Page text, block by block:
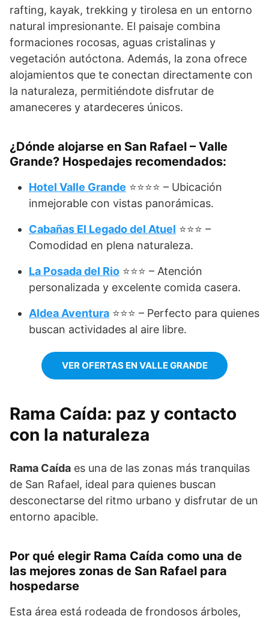
rafting, kayak, trekking y tirolesa en un entorno
natural impresionante. El paisaje combina
formaciones rocosas, aguas cristalinas y
vegetación autóctona. Además, la zona ofrece
alojamientos que te conectan directamente con
la naturaleza, permitiéndote disfrutar de
amaneceres y atardeceres únicos.
¿Dónde alojarse en San Rafael – Valle
Grande? Hospedajes recomendados:
Hotel Valle Grande ⭐⭐⭐⭐ – Ubicación
inmejorable con vistas panorámicas.
Cabañas El Legado del Atuel ⭐⭐⭐ –
Comodidad en plena naturaleza.
La Posada del Rio ⭐⭐⭐ – Atención
personalizada y excelente comida casera.
Aldea Aventura ⭐⭐⭐ – Perfecto para quienes
buscan actividades al aire libre.
VER OFERTAS EN VALLE GRANDE
Rama Caída: paz y contacto
con la naturaleza
Rama Caída es una de las zonas más tranquilas
de San Rafael, ideal para quienes buscan
desconectarse del ritmo urbano y disfrutar de un
entorno apacible.
Por qué elegir Rama Caída como una de
las mejores zonas de San Rafael para
hospedarse
Esta área está rodeada de frondosos árboles,